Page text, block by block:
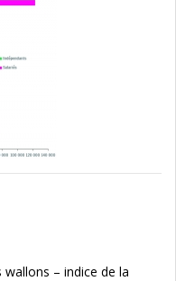
– indice de la